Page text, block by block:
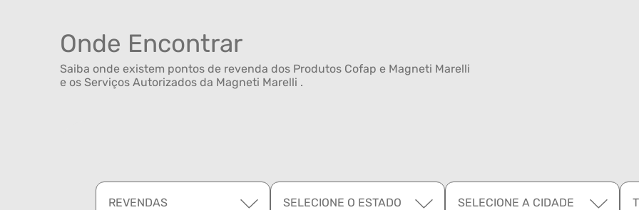
Onde Encontrar
Saiba onde existem pontos de revenda dos Produtos Cofap e Magneti Marelli
e os Serviços Autorizados da Magneti Marelli .
REVENDAS SELECIONE O ESTADO SELECIONE A CIDADE